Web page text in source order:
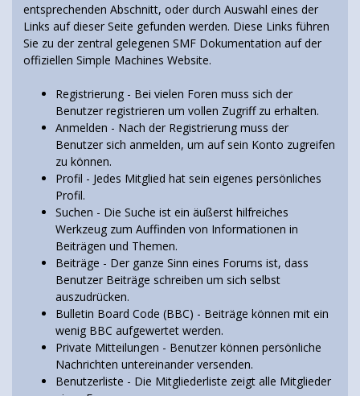
entsprechenden Abschnitt, oder durch Auswahl eines der
Links auf dieser Seite gefunden werden. Diese Links führen
Sie zu der zentral gelegenen SMF Dokumentation auf der
offiziellen Simple Machines Website.
Registrierung - Bei vielen Foren muss sich der
Benutzer registrieren um vollen Zugriff zu erhalten.
Anmelden - Nach der Registrierung muss der
Benutzer sich anmelden, um auf sein Konto zugreifen
zu können.
Profil - Jedes Mitglied hat sein eigenes persönliches
Profil.
Suchen - Die Suche ist ein äußerst hilfreiches
Werkzeug zum Auffinden von Informationen in
Beiträgen und Themen.
Beiträge - Der ganze Sinn eines Forums ist, dass
Benutzer Beiträge schreiben um sich selbst
auszudrücken.
Bulletin Board Code (BBC) - Beiträge können mit ein
wenig BBC aufgewertet werden.
Private Mitteilungen - Benutzer können persönliche
Nachrichten untereinander versenden.
Benutzerliste - Die Mitgliederliste zeigt alle Mitglieder